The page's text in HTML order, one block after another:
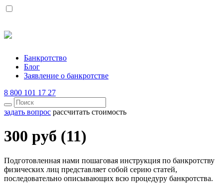
Банкротство
Блог
Заявление о банкротстве
8 800 101 17 27
задать вопрос рассчитать стоимость
300 руб (11)
Подготовленная нами пошаговая инструкция по банкротству
физических лиц представляет собой серию статей,
последовательно описывающих всю процедуру банкротства.